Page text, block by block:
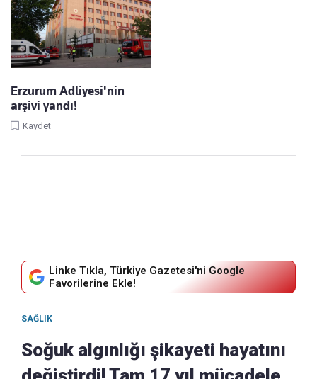
Erzurum Adliyesi'nin
arşivi yandı!
Kaydet
Linke Tıkla, Türkiye Gazetesi'ni Google
Favorilerine Ekle!
SAĞLIK
Soğuk algınlığı şikayeti hayatını